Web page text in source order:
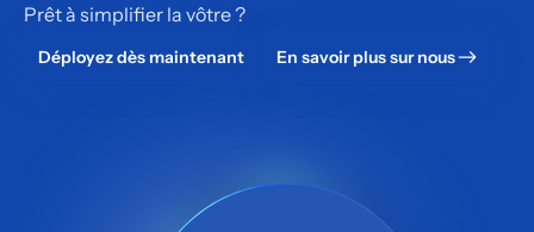
Prêt à simplifier la vôtre ?
Déployez dès maintenant En savoir plus sur nous